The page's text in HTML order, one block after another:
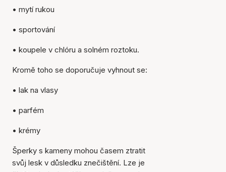
• mytí rukou
• sportování
• koupele v chlóru a solném roztoku.
Kromě toho se doporučuje vyhnout se:
• lak na vlasy
• parfém
• krémy
Šperky s kameny mohou časem ztratit
svůj lesk v důsledku znečištění. Lze je